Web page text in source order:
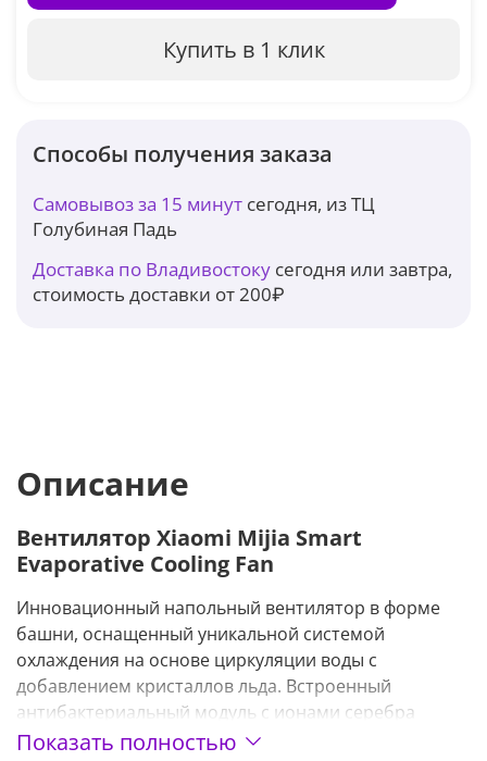
Купить в 1 клик
Способы получения заказа
Самовывоз за 15 минут сегодня, из ТЦ
Голубиная Падь
Доставка по Владивостоку сегодня или завтра,
стоимость доставки от 200₽
Описание
Вентилятор Xiaomi Mijia Smart
Evaporative Cooling Fan
Инновационный напольный вентилятор в форме
башни, оснащенный уникальной системой
охлаждения на основе циркуляции воды с
добавлением кристаллов льда. Встроенный
антибактериальный модуль с ионами серебра
обеспечивает до 99,99% эффективности очистки
Показать полностью